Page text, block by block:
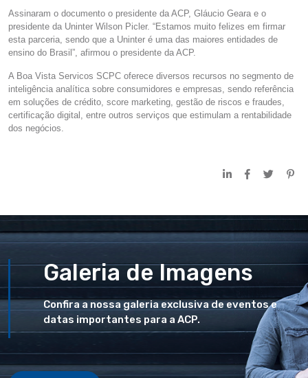
Assinaram o documento o presidente da ACP, Gláucio Geara e o
presidente da Uninter Wilson Picler. “Estamos muito felizes em firmar
esta parceria, sendo que a Uninter é uma das maiores entidades de
ensino do Brasil”, afirmou o presidente da ACP.
A Boa Vista Servicos SCPC oferece diversos recursos no segmento de
inteligência analítica sobre consumidores e empresas, sendo referência
em soluções de crédito, score marketing, gestão de riscos e fraudes,
certificação digital, entre outros serviços que estimulam a rentabilidade
dos negócios.
Galeria de Imagens
Confira a nossa galeria exclusiva de eventos e
datas importantes para a ACP.